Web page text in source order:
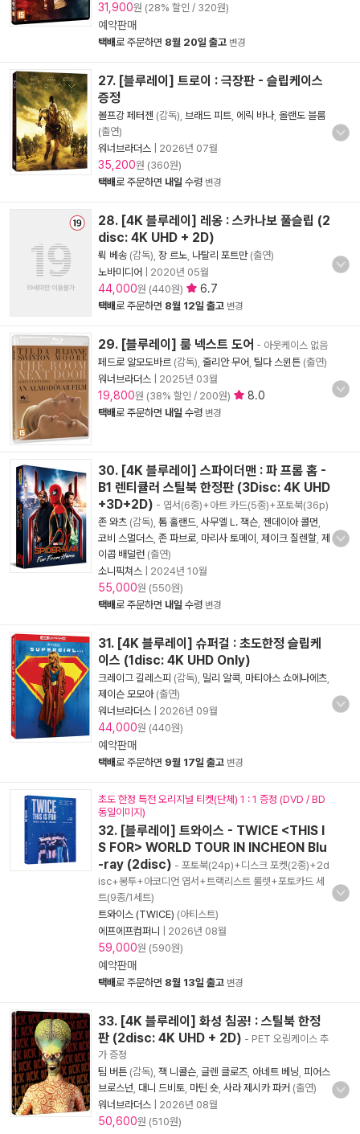
31,900원 (28% 할인 / 320원)
예약판매
택배로 주문하면 8월 20일 출고 변경
27. [블루레이] 트로이 : 극장판 - 슬립케이스
증정
볼프강 페터젠 (감독), 브래드 피트 에릭 바나, 올랜도 블룸
(출연)
워너브라더스
2026년 07월
35,200원 (360원)
택배로 주문하면 내일 수령 변경
28. [4K 블루레이] 레옹 : 스카나보 풀슬립 (2
disc: 4K UHD + 2D)
뤽 베송 (감독), 장 르노 나탈리 포트만(출연)
노바미디어
2020년 05월
44,000원 (440원) 6.7
택배로 주문하면 8월 12일 출고 변경
29. [블루레이] 룸 넥스트 도어 - 아웃케이스 없음
페드로 알모도바르 (감독), 줄리안 무어 틸다 스윈튼 (출연)
워너브라더스
2025년 03월
19,800원 (38% 할인 / 200원) 8.0
택배로 주문하면 내일 수령 변경
30. [4K 블루레이] 스파이더맨 : 파 프롬 홈 -
B1 렌티큘러 스틸북 한정판 (3Disc: 4K UHD
+3D+2D) - 엽서(6종)+아트 카드(5종)+포토북(36p)
존 와츠 (감독), 톰 홀랜드 사무엘 L. 잭슨 젠데이아 콜먼
코비 스멀더스 존 파브로 마리사 토메이 제이크 질렌할 제
이콥 배덜런 (출연)
소니픽쳐스
2024년 10월
55,000원 (550원)
택배로 주문하면 내일 수령 변경
31. [4K 블루레이] 슈퍼걸 : 초도한정 슬립케
이스 (1disc: 4K UHD Only)
크레이그 길레스피 (감독), 밀리 알콕 마티아스 쇼에나에츠
제이슨 모모아(출연)
워너브라더스
2026년 09월
44,000원 (440원)
예약판매
택배로 주문하면 9월 17일 출고 변경
초도 한정 특전 오리지널 티켓(단체) 1 : 1 증정 (DVD / BD
동일이미지)
32. [블루레이] 트와이스 - TWICE <THIS I
S FOR> WORLD TOUR IN INCHEON Blu
-ray (2disc) - 포토북(24p)+디스크 포켓(2종)+2d
isc+봉투+아코디언 엽서+트랙리스트 룰렛+포토카드 세
트(9종/1세트)
트와이스 (TWICE) (아티스트)
에프에프컴퍼니
2026년 08월
59,000원 (590원)
예약판매
택배로 주문하면 8월 13일 출고 변경
33. [4K 블루레이] 화성 침공! : 스틸북 한정
판 (2disc: 4K UHD + 2D) - PET 오링케이스 추
가 증정
팀 버튼 (감독), 잭 니콜슨 글렌 클로즈 아네트 베닝 피어스
브로스넌 대니 드비토 마틴 숏 사라 제시카 파커 (출연)
워너브라더스
2026년 08월
50,600원 (510원)